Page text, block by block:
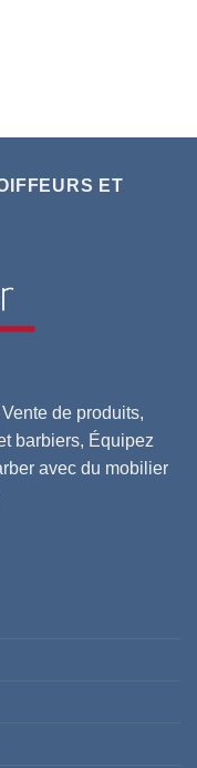
ET
de produits,
barbiers, Équipez
avec du mobilier